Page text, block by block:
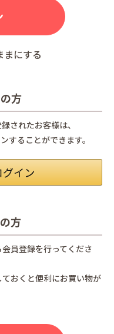
まにする
方
されたお客様は、
することができます。
方
員登録を行ってくださ
おくと便利にお買い物が